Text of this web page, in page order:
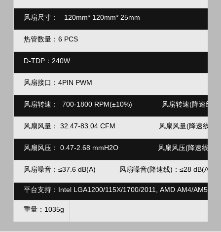
风扇尺寸： 120mm* 120mm* 25mm
热管数量：6 PCS
D-TDP：240W
风扇接口：4PIN PWM
风扇转速： 700-1800 RPM(±10%) 风扇转速(降速线)
风扇风量： 32.47-83.04 CFM 风扇风量(降速线)：
风扇风压： 0.47-2.68 mmH2O 风扇风压(降速线)：
风扇噪音： ≤37.6 dB(A) 风扇噪音(降速线) ： ≤28 dB(A)
平台支持：Intel LGA1200/115X/1700/2011, AMD AM4/AM5
重量： 1035g